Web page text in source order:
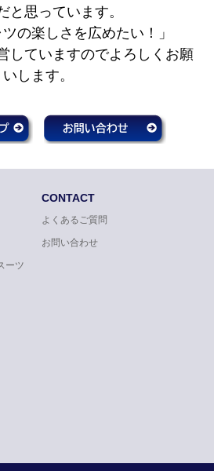
と思っています。
ツの楽しさを広めたい！」
していますのでよろしくお願
いします。
ーツ
CONTACT
よくあるご質問
お問い合わせ